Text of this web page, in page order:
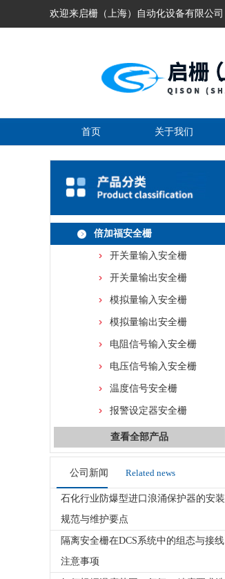
欢迎来启栅（上海）自动化设备有限公
首页 关于我们
倍加福安全栅
开关量输入安全栅
开关量输出安全栅
模拟量输入安全栅
模拟量输出安全栅
电阻信号输入安全栅
电压信号输入安全栅
温度信号安全栅
报警设定器安全栅
查看全部产品
公司新闻 Related news
石化行业防爆型进口浪涌保护器的安装
规范与维护要点
隔离安全栅在DCS系统中的组态与接线
注意事项